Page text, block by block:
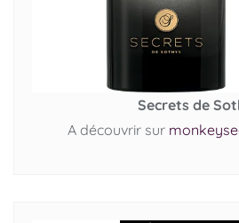
Secrets de
A découvrir sur